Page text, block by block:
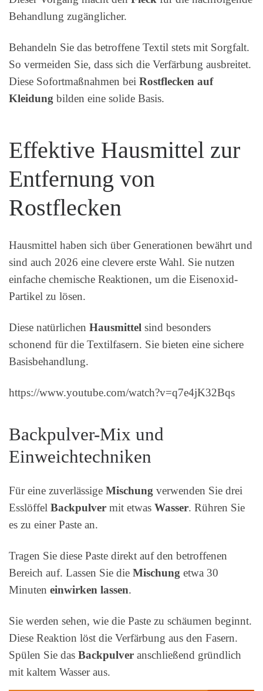
Behandlung zugänglicher.
Behandeln Sie das betroffene Textil stets mit Sorgfalt.
So vermeiden Sie, dass sich die Verfärbung ausbreitet.
Diese Sofortmaßnahmen bei Rostflecken auf
Kleidung bilden eine solide Basis.
Effektive Hausmittel zur
Entfernung von
Rostflecken
Hausmittel haben sich über Generationen bewährt und
sind auch 2026 eine clevere erste Wahl. Sie nutzen
einfache chemische Reaktionen, um die Eisenoxid-
Partikel zu lösen.
Diese natürlichen Hausmittel sind besonders
schonend für die Textilfasern. Sie bieten eine sichere
Basisbehandlung.
https://www.youtube.com/watch?v=q7e4jK32Bqs
Backpulver-Mix und
Einweichtechniken
Für eine zuverlässige Mischung verwenden Sie drei
Esslöffel Backpulver mit etwas Wasser. Rühren Sie
es zu einer Paste an.
Tragen Sie diese Paste direkt auf den betroffenen
Bereich auf. Lassen Sie die Mischung etwa 30
Minuten einwirken lassen.
Sie werden sehen, wie die Paste zu schäumen beginnt.
Diese Reaktion löst die Verfärbung aus den Fasern.
Spülen Sie das Backpulver anschließend gründlich
mit kaltem Wasser aus.